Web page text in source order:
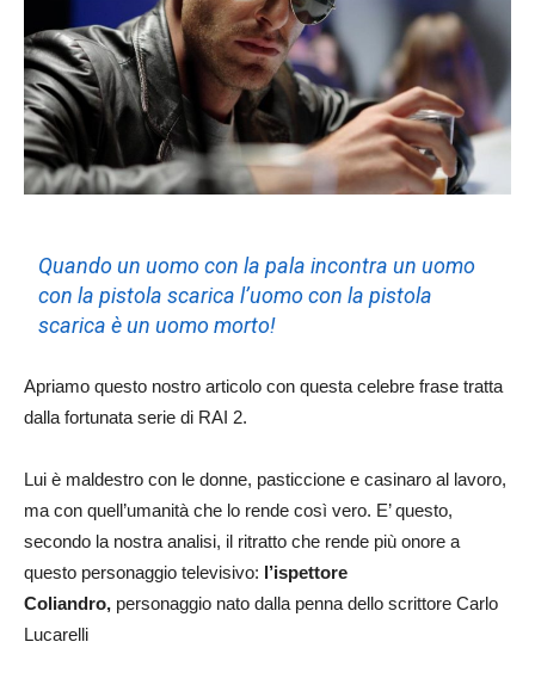
Quando un uomo con la pala incontra un uomo
con la pistola scarica l’uomo con la pistola
scarica è un uomo morto!
Apriamo questo nostro articolo con questa celebre frase tratta
dalla fortunata serie di RAI 2.
Lui è maldestro con le donne, pasticcione e casinaro al lavoro,
ma con quell’umanità che lo rende così vero. E’ questo,
secondo la nostra analisi, il ritratto che rende più onore a
questo personaggio televisivo: l’ispettore
Coliandro, personaggio nato dalla penna dello scrittore Carlo
Lucarelli